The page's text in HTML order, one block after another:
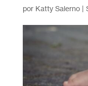
por Katty Salerno|